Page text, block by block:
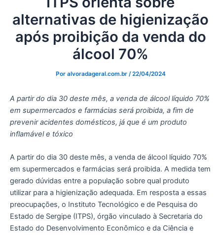
alternativas de higienização
após proibição da venda do
álcool 70%
Por alvoradageral.com.br /22/04/2024
A partir do dia 30 deste mês, a venda de álcool líquido 70%
em supermercados e farmácias será proibida, a fim de
prevenir acidentes domésticos, já que é um produto
inflamável e tóxico
A partir do dia 30 deste mês, a venda de álcool líquido 70%
em supermercados e farmácias será proibida. A medida tem
gerado dúvidas entre a população sobre qual produto
utilizar para a higienização adequada. Em resposta a essas
preocupações, o Instituto Tecnológico e de Pesquisa do
Estado de Sergipe (ITPS), órgão vinculado à Secretaria do
Estado do Desenvolvimento Econômico e da Ciência e